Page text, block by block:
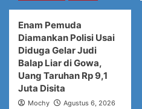
Enam Pemuda
Diamankan Polisi Usai
Diduga Gelar Judi
Balap Liar di Gowa,
Uang Taruhan Rp 9,1
Juta Disita
Mochy Agustus 6, 2026